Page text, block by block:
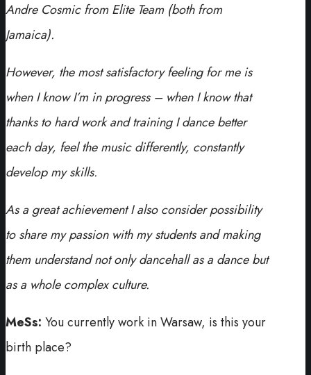
Andre Cosmic from Elite Team (both from
Jamaica).
However, the most satisfactory feeling for me is
when I know I’m in progress – when I know that
thanks to hard work and training I dance better
each day, feel the music differently, constantly
develop my skills.
As a great achievement I also consider possibility
to share my passion with my students and making
them understand not only dancehall as a dance but
as a whole complex culture.
MeSs: You currently work in Warsaw, is this your
birth place?